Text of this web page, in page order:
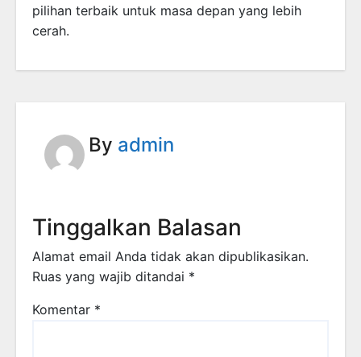
pilihan terbaik untuk masa depan yang lebih
cerah.
By admin
Tinggalkan Balasan
Alamat email Anda tidak akan dipublikasikan.
Ruas yang wajib ditandai *
Komentar *